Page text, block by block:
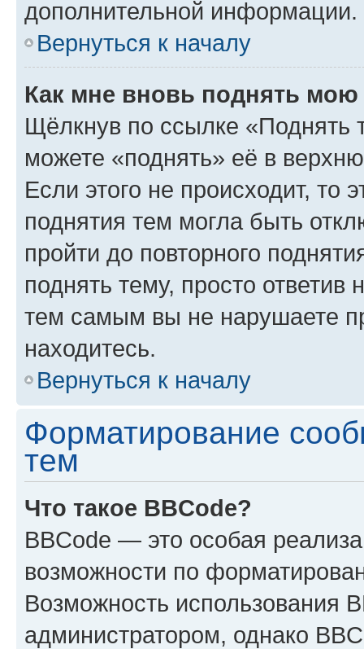
дополнительной информации.
Вернуться к началу
Как мне вновь поднять мою
Щёлкнув по ссылке «Поднять
можете «поднять» её в
Если этого не происходит, то
поднятия тем могла быть
пройти до повторного
поднять тему, просто ответив
тем самым вы не нарушаете
находитесь.
Вернуться к началу
Форматирование
тем
Что такое BBCode?
BBCode — это особая
возможности по
Возможность использования
администратором, однако